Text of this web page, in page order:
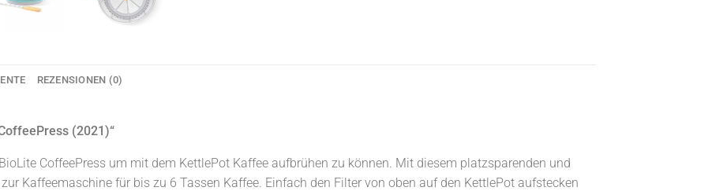
REZENSIONEN (0)
(2021)“
CoffeePress um mit dem KettlePot Kaffee aufbrühen zu können. Mit diesem platzsparenden und
Kaffeemaschine für bis zu 6 Tassen Kaffee. Einfach den Filter von oben auf den KettlePot aufstecken